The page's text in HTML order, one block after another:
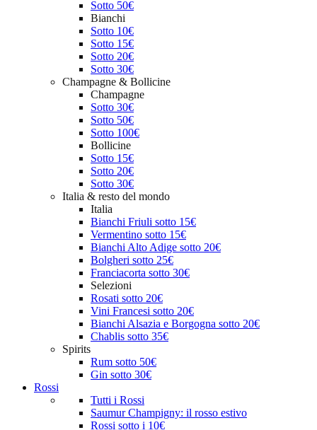
Sotto 50€
Bianchi
Sotto 10€
Sotto 15€
Sotto 20€
Sotto 30€
Champagne & Bollicine
Champagne
Sotto 30€
Sotto 50€
Sotto 100€
Bollicine
Sotto 15€
Sotto 20€
Sotto 30€
Italia & resto del mondo
Italia
Bianchi Friuli sotto 15€
Vermentino sotto 15€
Bianchi Alto Adige sotto 20€
Bolgheri sotto 25€
Franciacorta sotto 30€
Selezioni
Rosati sotto 20€
Vini Francesi sotto 20€
Bianchi Alsazia e Borgogna sotto 20€
Chablis sotto 35€
Spirits
Rum sotto 50€
Gin sotto 30€
Rossi
Tutti i Rossi
Saumur Champigny: il rosso estivo
Rossi sotto i 10€